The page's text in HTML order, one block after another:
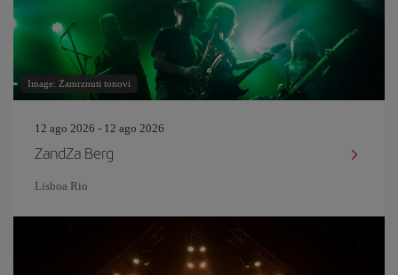
Image: Zamrznuti tonovi
12 ago 2026 - 12 ago 2026
ZandZa Berg
Lisboa Rio